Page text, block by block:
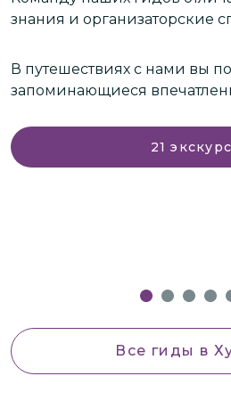
знания и организаторские
В путешествиях с нами вы
запоминающиеся
21
Все гиды в